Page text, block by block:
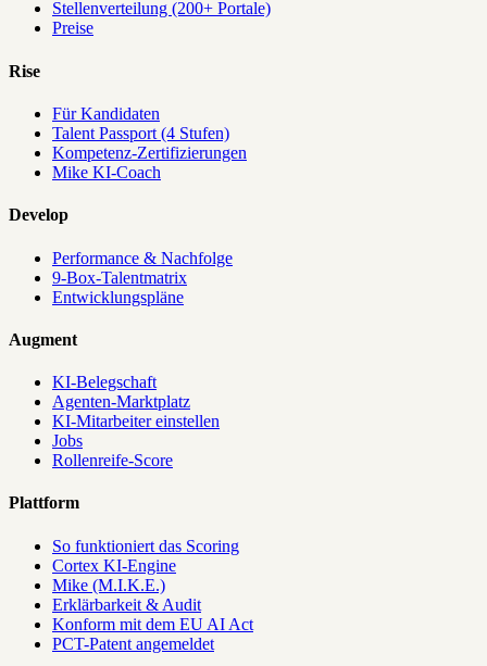
Stellenverteilung (200+ Portale)
Preise
Rise
Für Kandidaten
Talent Passport (4 Stufen)
Kompetenz-Zertifizierungen
Mike KI-Coach
Develop
Performance & Nachfolge
9-Box-Talentmatrix
Entwicklungspläne
Augment
KI-Belegschaft
Agenten-Marktplatz
KI-Mitarbeiter einstellen
Jobs
Rollenreife-Score
Plattform
So funktioniert das Scoring
Cortex KI-Engine
Mike (M.I.K.E.)
Erklärbarkeit & Audit
Konform mit dem EU AI Act
PCT-Patent angemeldet